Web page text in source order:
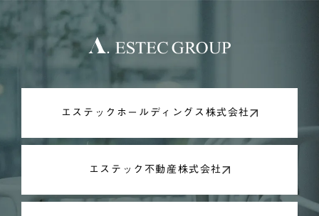
エステックホールディングス株式会社
エステック不動産株式会社